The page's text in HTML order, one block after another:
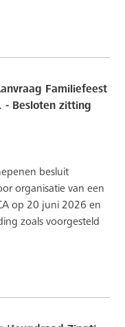
Familiefeest
- Besloten zitting
besluit
organisatie van een
op 20 juni 2026 en
zoals voorgesteld